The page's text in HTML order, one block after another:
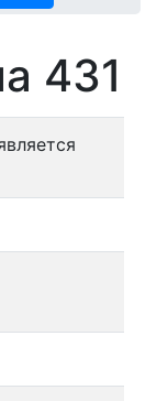
431